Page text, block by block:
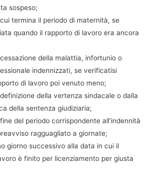
sospeso;
termina il periodo di maternità, se
quando il rapporto di lavoro era ancora
della malattia, infortunio o
indennizzati, se verificatisi
di lavoro poi venuto meno;
della vertenza sindacale o dalla
della sentenza giudiziaria;
del periodo corrispondente all’indennità
ragguagliato a giornate;
giorno successivo alla data in cui il
è finito per licenziamento per giusta